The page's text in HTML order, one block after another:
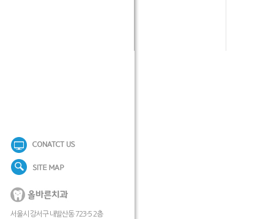
서울시 강서구 내발산동 723-5 2층